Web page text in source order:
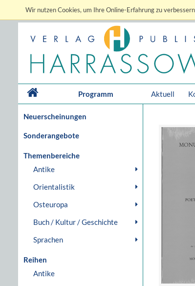
Wir nutzen Cookies, um Ihre Online-Erfahrung zu
Programm Aktuell
Neuerscheinungen
Sonderangebote
Themenbereiche
Antike
Orientalistik
Osteuropa
Buch / Kultur / Geschichte
Sprachen
Reihen
Antike